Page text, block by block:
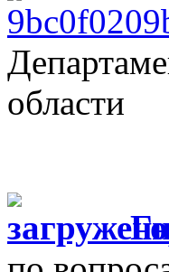
области
Г